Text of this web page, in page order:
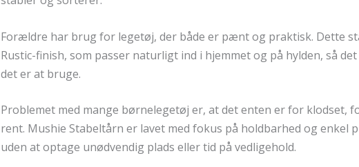
Forældre har brug for legetøj, der både er pænt og praktisk. Dette
Rustic-finish, som passer naturligt ind i hjemmet og på hylden, så
det er at bruge.
Problemet med mange børnelegetøj er, at det enten er for klodset,
rent. Mushie Stabeltårn er lavet med fokus på holdbarhed og enkel
uden at optage unødvendig plads eller tid på vedligehold.